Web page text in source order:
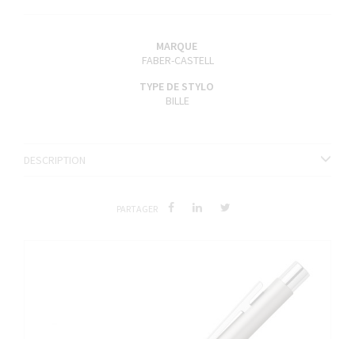
MARQUE
FABER-CASTELL
TYPE DE STYLO
BILLE
DESCRIPTION
PARTAGER